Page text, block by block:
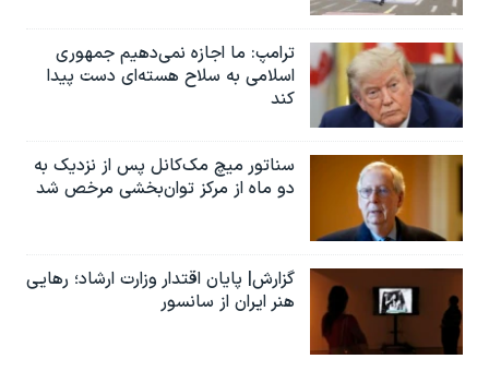
ترامپ: ما اجازه نمی‌دهیم جمهوری
اسلامی به سلاح هسته‌ای دست پیدا
کند
سناتور میچ مک‌کانل پس از نزدیک به
دو ماه از مرکز توان‌بخشی مرخص شد
گزارش| پایان اقتدار وزارت ارشاد؛ رهایی
هنر ایران از سانسور